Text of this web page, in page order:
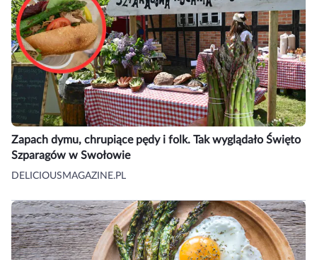
Zapach dymu, chrupiące pędy i folk. Tak wyglądało Święto
Szparagów w Swołowie
DELICIOUSMAGAZINE.PL